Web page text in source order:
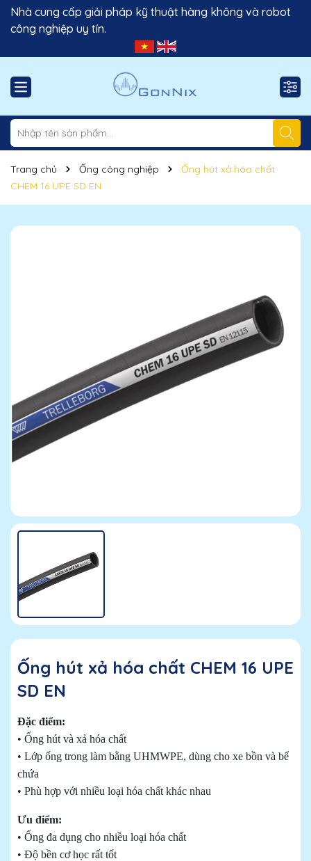
Nhà cung cấp giải pháp kỹ thuật hàng không và robot
công nghiệp uy tín.
Trang chủ Ống công nghiệp
Ống hút xả hóa chất
CHEM 16 UPE SD EN
Ống hút xả hóa chất CHEM 16 UPE
SD EN
Đặc điểm:
• Ống hút và xả hóa chất
• Lớp ống trong làm bằng UHMWPE, dùng cho xe bồn và bể
chứa
• Phù hợp với nhiều loại hóa chất khác nhau
Ưu điểm:
• Ống đa dụng cho nhiều loại hóa chất
• Độ bền cơ học rất tốt